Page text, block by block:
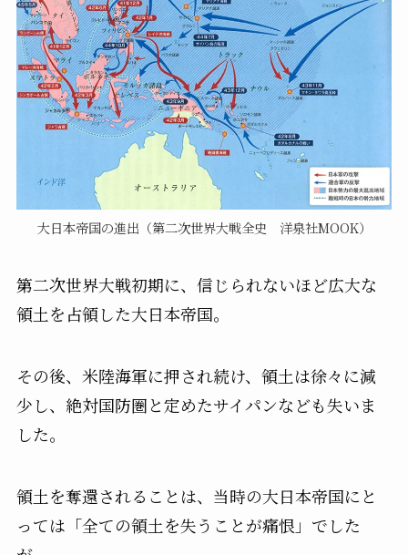
大日本帝国の進出（第二次世界大戦全史 洋泉社MOOK）
第二次世界大戦初期に、信じられないほど広大な
領土を占領した大日本帝国。
その後、米陸海軍に押され続け、領土は徐々に減
少し、絶対国防圏と定めたサイパンなども失いま
した。
領土を奪還されることは、当時の大日本帝国にと
っては「全ての領土を失うことが痛恨」でした